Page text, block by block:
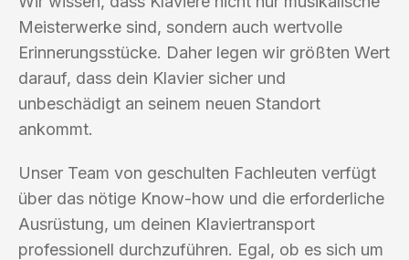
Meisterwerke sind, sondern auch wertvolle
Erinnerungsstücke. Daher legen wir größten Wert
darauf, dass dein Klavier sicher und
unbeschädigt an seinem neuen Standort
ankommt.
Unser Team von geschulten Fachleuten verfügt
über das nötige Know-how und die erforderliche
Ausrüstung, um deinen Klaviertransport
professionell durchzuführen. Egal, ob es sich um